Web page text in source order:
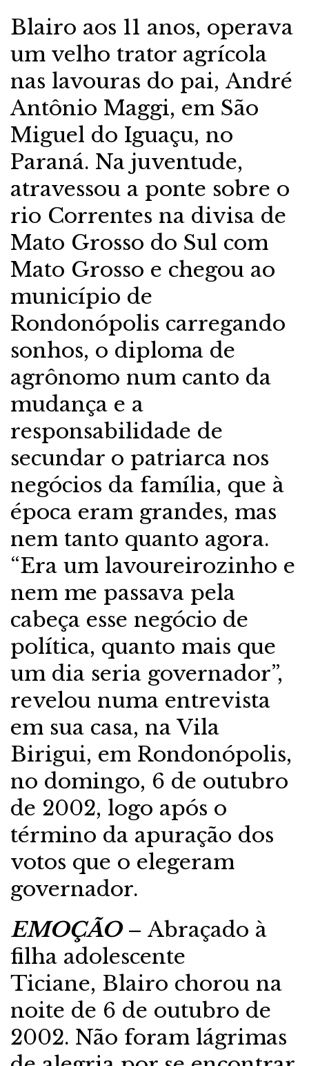
Blairo aos 11 anos, operava
um velho trator agrícola
nas lavouras do pai, André
Antônio Maggi, em São
Miguel do Iguaçu, no
Paraná. Na juventude,
atravessou a ponte sobre o
rio Correntes na divisa de
Mato Grosso do Sul com
Mato Grosso e chegou ao
município de
Rondonópolis carregando
sonhos, o diploma de
agrônomo num canto da
mudança e a
responsabilidade de
secundar o patriarca nos
negócios da família, que à
época eram grandes, mas
nem tanto quanto agora.
“Era um lavoureirozinho e
nem me passava pela
cabeça esse negócio de
política, quanto mais que
um dia seria governador”,
revelou numa entrevista
em sua casa, na Vila
Birigui, em Rondonópolis,
no domingo, 6 de outubro
de 2002, logo após o
término da apuração dos
votos que o elegeram
governador.
EMOÇÃO– Abraçado à
filha adolescente
Ticiane, Blairo chorou na
noite de 6 de outubro de
2002. Não foram lágrimas